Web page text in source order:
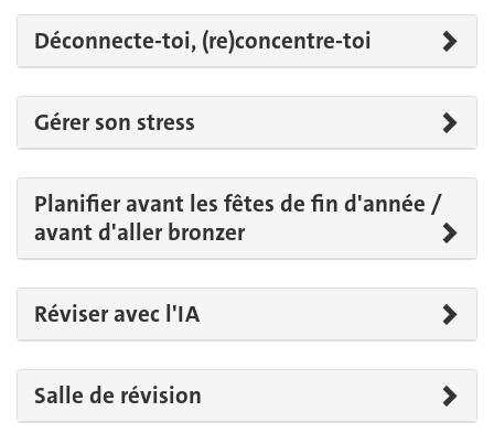
Déconnecte-toi, (re)concentre-toi
Gérer son stress
Planifier avant les fêtes de fin d'année /
avant d'aller bronzer
Réviser avec l'IA
Salle de révision